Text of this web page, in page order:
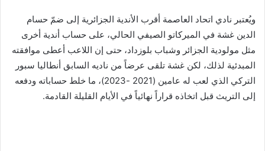
ويُعتبر نادي اتحاد العاصمة أقرب الأندية الجزائرية إلى ضمّ حسام
الدين غشة في الميركاتو الصيفي الحالي، على حساب أندية أخرى
مثل مولودية الجزائر وشباب بلوزداد، حتى إن اللاعب أعطى موافقته
المبدئية لذلك، لكن غشة تلقى عرضاً من ناديه السابق أنطاليا سبور
التركي الذي لعب له عامين (2021 -2023)، ما خلط حساباته ودفعه
إلى التريث قبل اتخاذه قراراً نهائياً في الأيام القليلة القادمة.